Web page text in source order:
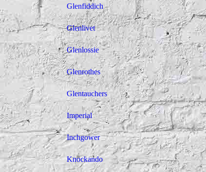
Glenfiddich
Glenlivet
Glenlossie
Glenrothes
Glentauchers
Imperial
Inchgower
Knockando